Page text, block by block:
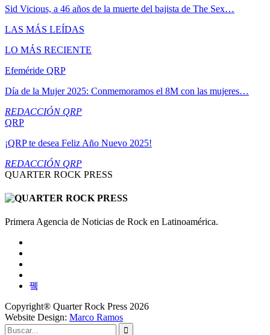
Sid Vicious, a 46 años de la muerte del bajista de The Sex…
LAS MÁS LEÍDAS
LO MÁS RECIENTE
Efeméride QRP
Día de la Mujer 2025: Conmemoramos el 8M con las mujeres…
REDACCIÓN QRP
QRP
¡QRP te desea Feliz Año Nuevo 2025!
REDACCIÓN QRP
QUARTER ROCK PRESS
Primera Agencia de Noticias de Rock en Latinoamérica.
Copyright® Quarter Rock Press 2026
Website Design: Marco Ramos